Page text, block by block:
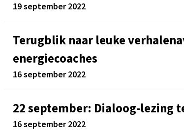
19 september 2022
Terugblik naar leuke
energiecoaches
16 september 2022
22 september: Dialoog-lezing
16 september 2022